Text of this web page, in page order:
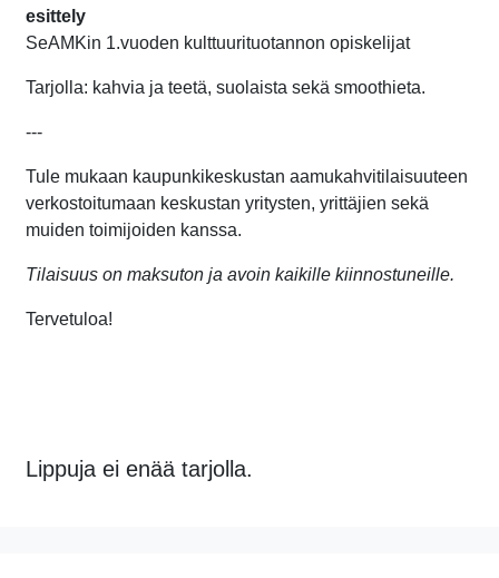
esittely
SeAMKin 1.vuoden kulttuurituotannon opiskelijat
Tarjolla: kahvia ja teetä, suolaista sekä smoothieta.
---
Tule mukaan kaupunkikeskustan aamukahvitilaisuuteen
verkostoitumaan keskustan yritysten, yrittäjien sekä
muiden toimijoiden kanssa.
Tilaisuus on maksuton ja avoin kaikille kiinnostuneille.
Tervetuloa!
Lippuja ei enää tarjolla.